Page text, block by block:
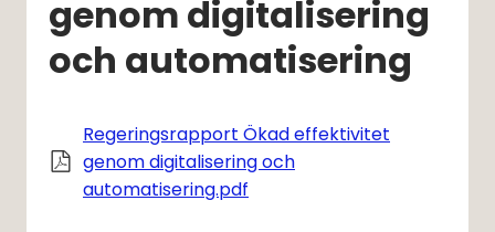
genom digitalisering
och automatisering
Regeringsrapport Ökad effektivitet
genom digitalisering och
automatisering.pdf